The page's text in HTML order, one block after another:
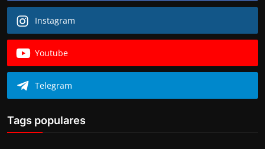
Instagram
Youtube
Telegram
Tags populares